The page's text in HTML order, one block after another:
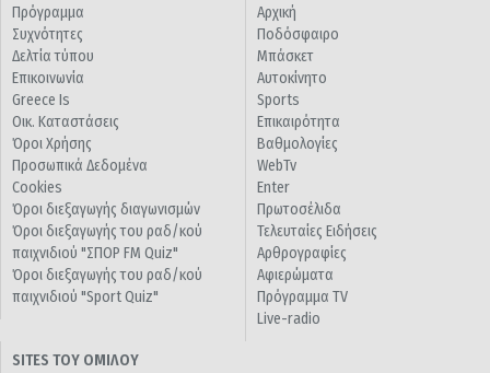
Πρόγραμμα
Συχνότητες
Δελτία τύπου
Επικοινωνία
Greece Is
Οικ. Καταστάσεις
Όροι Χρήσης
Προσωπικά Δεδομένα
Cookies
Όροι διεξαγωγής διαγωνισμών
Όροι διεξαγωγής του ραδ/κού
παιχνιδιού "ΣΠΟΡ FM Quiz"
Όροι διεξαγωγής του ραδ/κού
παιχνιδιού "Sport Quiz"
Αρχική
Ποδόσφαιρο
Μπάσκετ
Αυτοκίνητο
Sports
Επικαιρότητα
Βαθμολογίες
WebTv
Enter
Πρωτοσέλιδα
Τελευταίες Ειδήσεις
Αρθρογραφίες
Αφιερώματα
Πρόγραμμα TV
Live-radio
SITES ΤΟΥ ΟΜΙΛΟΥ